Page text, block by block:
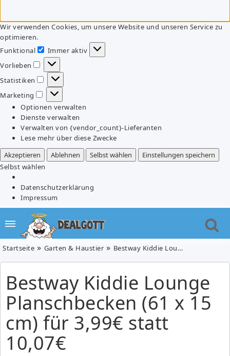
Wir verwenden Cookies, um unsere Website und unseren Service zu
optimieren.
Funktional
Funktional
Immer aktiv
Vorlieben
Vorlieben
Statistiken
Statistiken
Marketing
Marketing
Optionen verwalten
Dienste verwalten
Verwalten von {vendor_count}-Lieferanten
Lese mehr über diese Zwecke
Akzeptieren
Ablehnen Selbst wählen
Einstellungen speichern
Selbst wählen
Datenschutzerklärung
Impressum
Startseite Garten & Haustier Bestway Kiddie Lounge Planschbecken (61 x 15 cm) für 3,99€ statt 10,07€
Bestway Kiddie Lounge
Planschbecken (61 x 15
cm) für 3,99€ statt
10,07€